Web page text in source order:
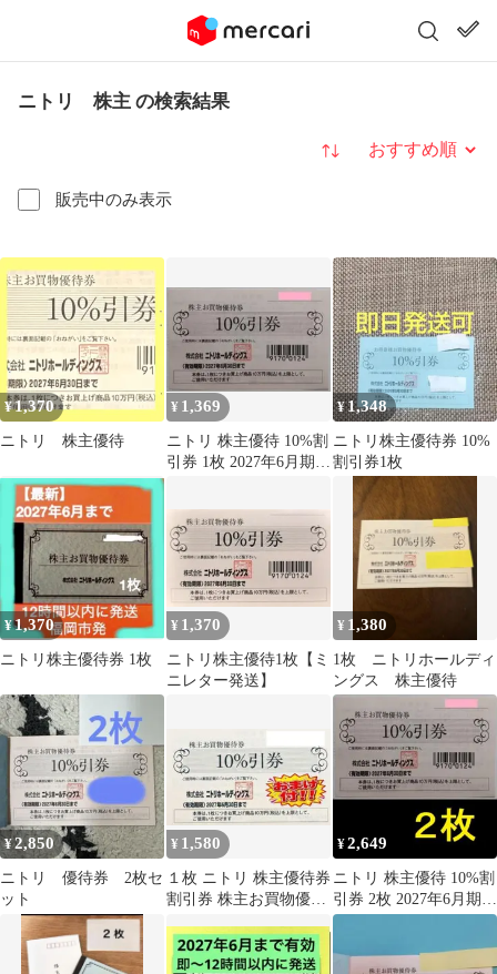
ニトリ 株主 の検索結果
販売中のみ表示
並び替え
¥1,370
ニトリ 株主優待
¥ 1,369
ニトリ 株主優待 10%割
引券 1枚 2027年6月期限
¥1,348
ニトリ株主優待券 10%
割引券1枚
¥1,370
ニトリ株主優待券 1枚
¥ 1,370
ニトリ株主優待1枚【ミ
ニレター発送】
¥ 1,380
1枚 ニトリホールディ
ングス 株主優待
¥2,850
ニトリ 優待券 2枚セ
ット
¥ 1,580
１枚 ニトリ 株主優待券
割引券 株主お買物優待
¥2,649
ニトリ 株主優待 10%割
引券 2枚 2027年6月期限
-a